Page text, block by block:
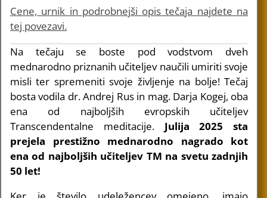
Cene, urnik in podrobnejši opis tečaja najdete na
tej povezavi.
Na tečaju se boste pod vodstvom dveh
mednarodno priznanih učiteljev naučili umiriti svoje
misli ter spremeniti svoje življenje na bolje! Tečaj
bosta vodila dr. Andrej Rus in mag. Darja Kogej, oba
ena od najboljših evropskih učiteljev
Transcendentalne meditacije. Julija 2025 sta
prejela prestižno mednarodno nagrado kot
ena od najboljših učiteljev TM na svetu zadnjih
50 let!